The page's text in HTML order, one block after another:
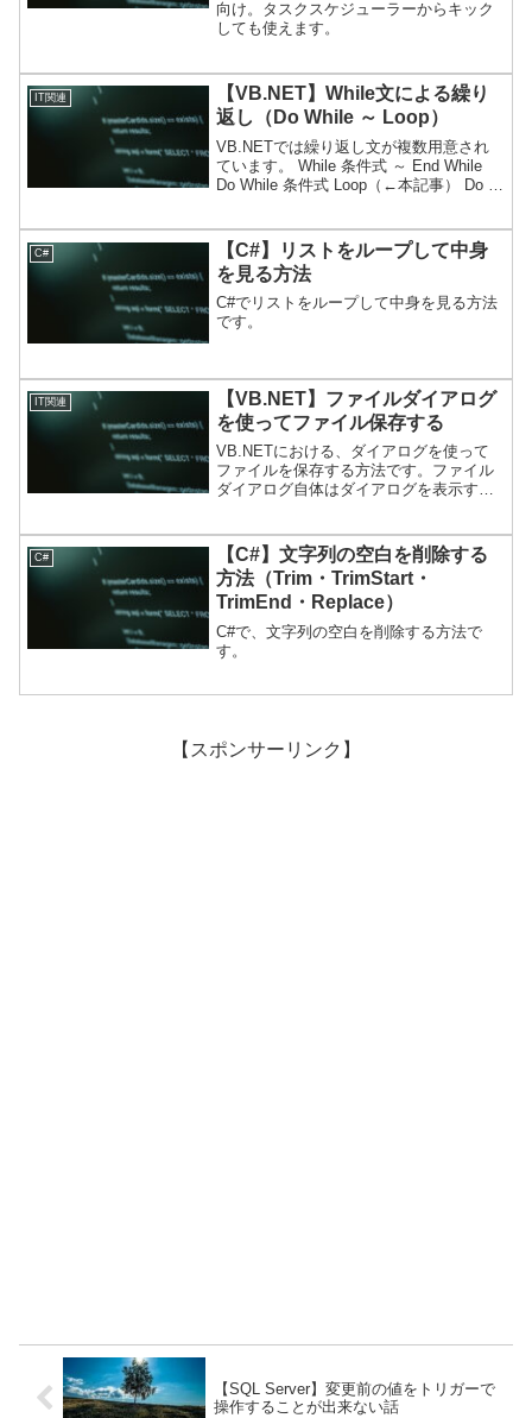
向け。タスクスケジューラーからキック
しても使えます。
IT関連
【VB.NET】While文による繰り
返し（Do While ～ Loop）
VB.NETでは繰り返し文が複数用意され
ています。 While 条件式 ～ End While
Do While 条件式 Loop（←本記事） Do ～
C#
【C#】リストをループして中身
を見る方法
C#でリストをループして中身を見る方法
です。
IT関連
【VB.NET】ファイルダイアログ
を使ってファイル保存する
VB.NETにおける、ダイアログを使って
ファイルを保存する方法です。ファイル
ダイアログ自体はダイアログを表示する
ファイル操作ライブラリを使う必要があ
ります。本記事ではス...
C#
【C#】文字列の空白を削除する
方法（Trim・TrimStart・
TrimEnd・Replace）
C#で、文字列の空白を削除する方法で
す。
【スポンサーリンク】
【SQL Server】変更前の値をトリガーで
操作することが出来ない話